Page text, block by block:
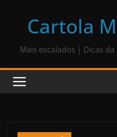
Cartola
Mais escalados | Dicas